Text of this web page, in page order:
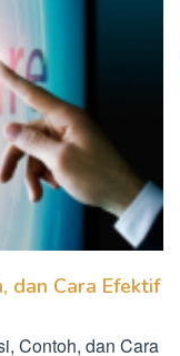
dan Cara Efektif
Contoh, dan Cara